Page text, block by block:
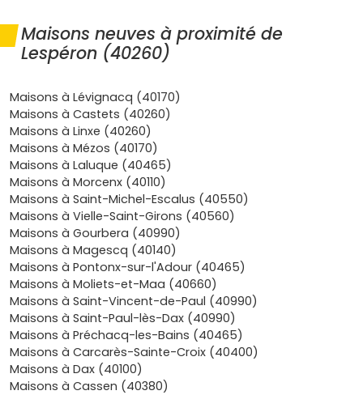
envisages d’investir, un bien récent se loue facilement
grâce à sa performance énergétique, à ses faibles
factures et à son confort moderne ; selon ta stratégie, tu
séjours touristiques liés aux activités de pleine nature, à
encadrer selon la réglementation locale. À Lespéron,
l’implantation de ton projet peut aussi rimer avec
télétravail, la connexion numérique se déployant
progressivement sur le territoire : c’est le bon compromis
entre tranquillité et modernité. Enfin, une
Lespéronte permet d’anticiper l’avenir : pas de gros
travaux avant longtemps, possibilité d’adapter
l’aménagement à tes besoins (suite parentale, bureau,
cellier), et un confort thermique été comme hiver qui
valorise ton bien dans le temps. Tu veux comparer les
terrains, les typologies et les prix, affiner ton plan de
financement ou tout simplement vérifier la faisabilité de
ton projet ? Parcours les programmes disponibles sur
Vivre dans le neuf , demande des plans, des visites et
des estimations personnalisées : tu auras toutes les
cartes en main pour concrétiser, à ton rythme, l’achat
d’unemaison neuve à Lespéron
Maisons neuves à proximité de
Lespéron (40260)
Maisons à Lévignacq (40170)
Maisons à Castets (40260)
Maisons à Linxe (40260)
Maisons à Mézos (40170)
Maisons à Laluque (40465)
Maisons à Morcenx (40110)
Maisons à Saint-Michel-Escalus (40550)
Maisons à Vielle-Saint-Girons (40560)
Maisons à Gourbera (40990)
Maisons à Magescq (40140)
Maisons à Pontonx-sur-l'Adour (40465)
Maisons à Moliets-et-Maa (40660)
Maisons à Saint-Vincent-de-Paul (40990)
Maisons à Saint-Paul-lès-Dax (40990)
Maisons à Préchacq-les-Bains (40465)
Maisons à Carcarès-Sainte-Croix (40400)
Maisons à Dax (40100)
Maisons à Cassen (40380)